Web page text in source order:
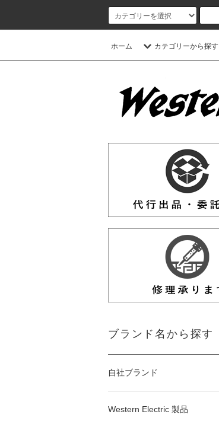
ホーム カテゴリーから探す
ブランド名から探す
自社ブランド
Western Electric 製品